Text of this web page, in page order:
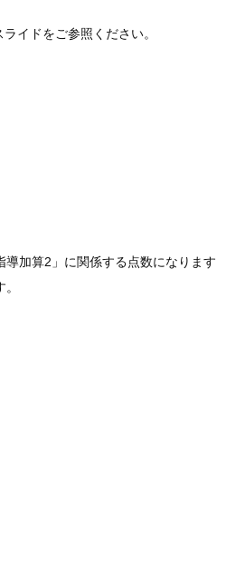
イドをご参照ください。
加算2」に関係する点数になります